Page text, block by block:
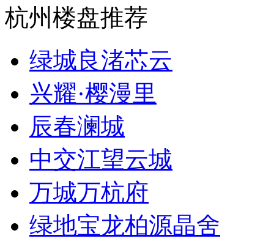
杭州楼盘推荐
绿城良渚芯云
兴耀·樱漫里
辰春澜城
中交江望云城
万城万杭府
绿地宝龙柏源晶舍